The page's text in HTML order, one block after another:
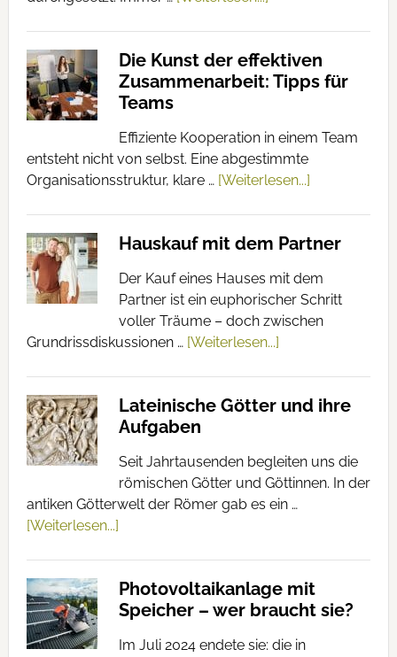
Die Kunst der effektiven
Zusammenarbeit: Tipps für
Teams
Effiziente Kooperation in einem Team
entsteht nicht von selbst. Eine abgestimmte
Organisationsstruktur, klare … [Weiterlesen...]
Hauskauf mit dem Partner
Der Kauf eines Hauses mit dem
Partner ist ein euphorischer Schritt
voller Träume – doch zwischen
Grundrissdiskussionen … [Weiterlesen...]
Lateinische Götter und ihre
Aufgaben
Seit Jahrtausenden begleiten uns die
römischen Götter und Göttinnen. In der
antiken Götterwelt der Römer gab es ein …
[Weiterlesen...]
Photovoltaikanlage mit
Speicher – wer braucht sie?
Im Juli 2024 endete sie: die in